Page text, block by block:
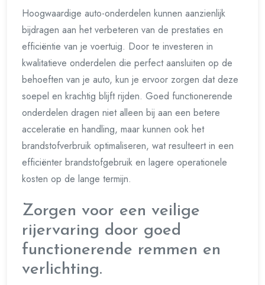
Hoogwaardige auto-onderdelen kunnen aanzienlijk
bijdragen aan het verbeteren van de prestaties en
efficiëntie van je voertuig. Door te investeren in
kwalitatieve onderdelen die perfect aansluiten op de
behoeften van je auto, kun je ervoor zorgen dat deze
soepel en krachtig blijft rijden. Goed functionerende
onderdelen dragen niet alleen bij aan een betere
acceleratie en handling, maar kunnen ook het
brandstofverbruik optimaliseren, wat resulteert in een
efficiënter brandstofgebruik en lagere operationele
kosten op de lange termijn.
Zorgen voor een veilige
rijervaring door goed
functionerende remmen en
verlichting.